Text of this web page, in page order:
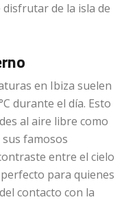
de la isla de
en Ibiza suelen
durante el día. Esto
al aire libre como
famosos
entre el cielo
para quienes
contacto con la